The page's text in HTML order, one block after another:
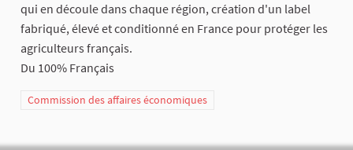
qui en découle dans chaque région, création d'un label
fabriqué, élevé et conditionné en France pour protéger les
agriculteurs français.
Du 100% Français
Commission des affaires économiques